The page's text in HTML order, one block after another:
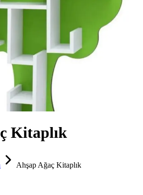
Kitaplık
Ahşap Ağaç Kitaplık